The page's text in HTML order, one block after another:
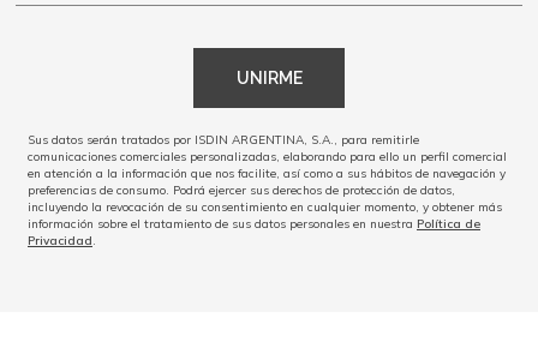
UNIRME
Sus datos serán tratados por ISDIN ARGENTINA, S.A., para remitirle
comunicaciones comerciales personalizadas, elaborando para ello un perfil comercial
en atención a la información que nos facilite, así como a sus hábitos de navegación y
preferencias de consumo. Podrá ejercer sus derechos de protección de datos,
incluyendo la revocación de su consentimiento en cualquier momento, y obtener más
información sobre el tratamiento de sus datos personales en nuestra Política de
Privacidad